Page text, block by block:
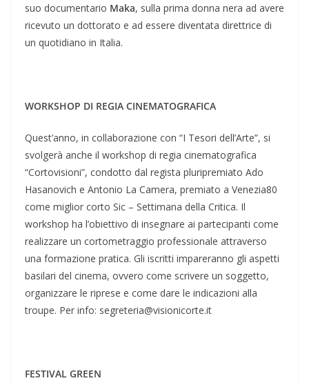
suo documentario Maka, sulla prima donna nera ad avere
ricevuto un dottorato e ad essere diventata direttrice di
un quotidiano in Italia.
WORKSHOP DI REGIA CINEMATOGRAFICA
Quest’anno, in collaborazione con “I Tesori dell’Arte”, si
svolgerà anche il workshop di regia cinematografica
“Cortovisioni”, condotto dal regista pluripremiato Ado
Hasanovich e Antonio La Camera, premiato a Venezia80
come miglior corto Sic – Settimana della Critica. Il
workshop ha l’obiettivo di insegnare ai partecipanti come
realizzare un cortometraggio professionale attraverso
una formazione pratica. Gli iscritti impareranno gli aspetti
basilari del cinema, ovvero come scrivere un soggetto,
organizzare le riprese e come dare le indicazioni alla
troupe. Per info: segreteria@visionicorte.it
FESTIVAL GREEN